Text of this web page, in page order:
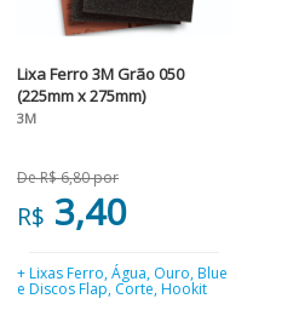
Lixa Ferro 3M Grão 050
(225mm x 275mm)
3M
De R$ 6,80 por
R$ 3,40
+ Lixas Ferro, Água, Ouro, Blue
e Discos Flap, Corte, Hookit